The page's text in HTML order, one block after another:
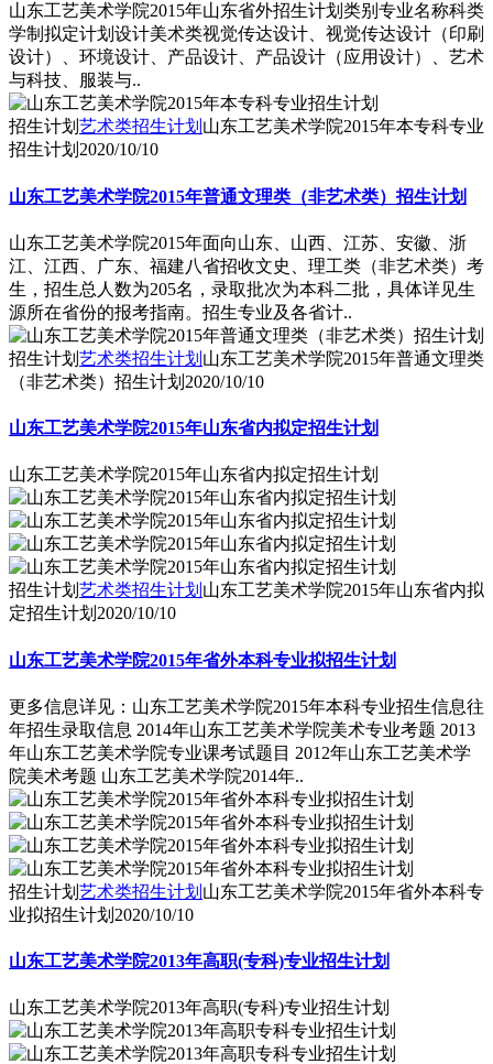
山东工艺美术学院2015年山东省外招生计划类别专业名称科类
学制拟定计划设计美术类视觉传达设计、视觉传达设计（印刷
设计）、环境设计、产品设计、产品设计（应用设计）、艺术
与科技、服装与..
招生计划 艺术类招生计划 山东工艺美术学院2015年本专科专业
招生计划 2020/10/10
山东工艺美术学院2015年普通文理类（非艺术类）招生计划
山东工艺美术学院2015年面向山东、山西、江苏、安徽、浙
江、江西、广东、福建八省招收文史、理工类（非艺术类）考
生，招生总人数为205名，录取批次为本科二批，具体详见生
源所在省份的报考指南。招生专业及各省计..
招生计划 艺术类招生计划 山东工艺美术学院2015年普通文理类
（非艺术类）招生计划 2020/10/10
山东工艺美术学院2015年山东省内拟定招生计划
山东工艺美术学院2015年山东省内拟定招生计划
招生计划 艺术类招生计划 山东工艺美术学院2015年山东省内拟
定招生计划 2020/10/10
山东工艺美术学院2015年省外本科专业拟招生计划
更多信息详见：山东工艺美术学院2015年本科专业招生信息往
年招生录取信息 2014年山东工艺美术学院美术专业考题 2013
年山东工艺美术学院专业课考试题目 2012年山东工艺美术学
院美术考题 山东工艺美术学院2014年..
招生计划 艺术类招生计划 山东工艺美术学院2015年省外本科专
业拟招生计划 2020/10/10
山东工艺美术学院2013年高职(专科)专业招生计划
山东工艺美术学院2013年高职(专科)专业招生计划